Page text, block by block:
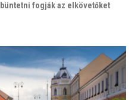
fogják az elkövetőket